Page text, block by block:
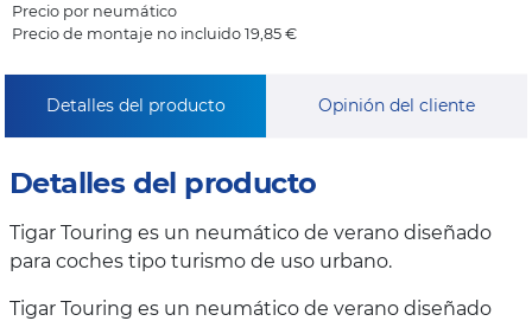
Precio por neumático
Precio de montaje no incluido 19,85 €
Detalles del producto Opinión del cliente
Detalles del producto
Tigar Touring es un neumático de verano diseñado
para coches tipo turismo de uso urbano.
Tigar Touring es un neumático de verano diseñado